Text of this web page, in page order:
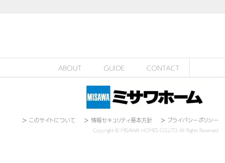
ABOUT GUIDE CONTACT
＞ このサイトについて ＞ 情報セキュリティ基本方針 ＞ プライバシーポリシー
Copyright © MISAWA HOMES CO.,LTD. All Rights Reserved.